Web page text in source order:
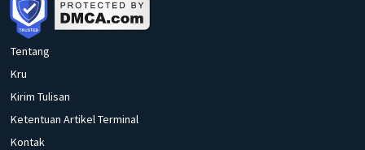
Tentang
Kru
Kirim Tulisan
Ketentuan Artikel Terminal
Kontak